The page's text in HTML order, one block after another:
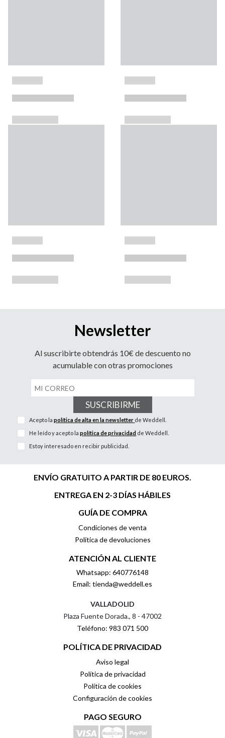
Newsletter
Al suscribirte obtendrás 10€ de descuento no
acumulable con otras promociones
SUSCRIBIRME
Acepto lapolítica de alta en la newsletter de Weddell.
He leído y acepto lapolítica de privacidad de Weddell.
Estoy interesado en recibir publicidad.
ENVÍO GRATUITO A PARTIR DE 80 EUROS.
ENTREGA EN 2-3 DÍAS HÁBILES
GUÍA DE COMPRA
Condiciones de venta
Política de devoluciones
ATENCIÓN AL CLIENTE
Whatsapp: 640776148
Email: tienda@weddell.es
VALLADOLID
Plaza Fuente Dorada., 8 - 47002
Teléfono: 983 071 500
POLÍTICA DE PRIVACIDAD
Aviso legal
Política de privacidad
Política de cookies
Configuración de cookies
PAGO SEGURO